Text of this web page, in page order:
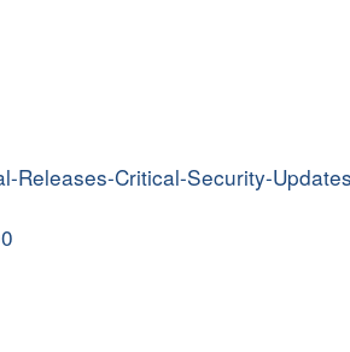
Releases-Critical-Security-